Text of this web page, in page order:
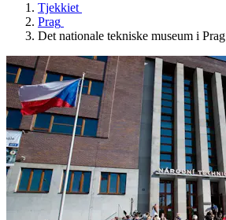
Tjekkiet
Prag
Det nationale tekniske museum i Prag